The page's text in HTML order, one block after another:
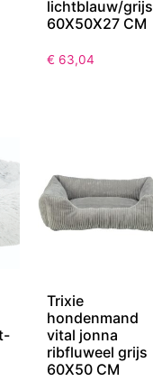
lichtblauw/grijs
60X50X27 CM
€ 63,04
Trixie
hondenmand
vital jonna
ribfluweel grijs
60X50 CM